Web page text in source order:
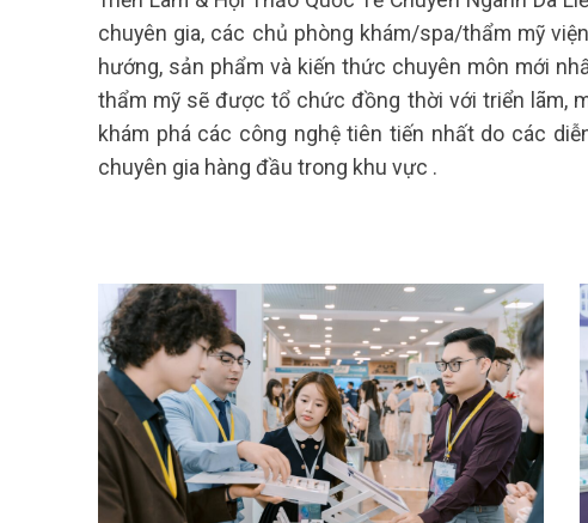
chuyên gia, các chủ phòng khám/spa/thẩm mỹ viện
hướng, sản phẩm và kiến thức chuyên môn mới
thẩm mỹ sẽ được tổ chức đồng thời với triển lãm,
khám phá các công nghệ tiên tiến nhấtdo các
chuyên gia hàng đầu trong khu vực .